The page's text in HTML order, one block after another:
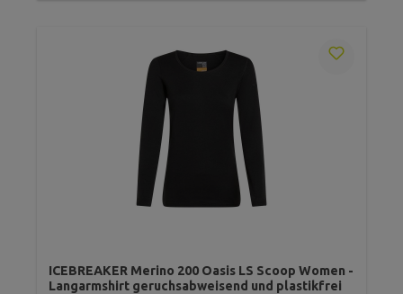
ICEBREAKER Merino 200 Oasis LS Scoop Women -
Langarmshirt geruchsabweisend und plastikfrei